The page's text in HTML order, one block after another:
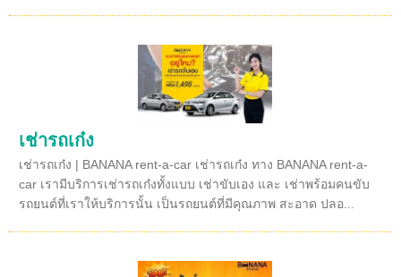
เช่ารถเก๋ง
เช่ารถเก๋ง | BANANA rent-a-car เช่ารถเก๋ง ทาง BANANA rent-a-
car เรามีบริการเช่ารถเก๋งทั้งแบบ เช่าขับเอง และ เช่าพร้อมคนขับ
รถยนต์ที่เราให้บริการนั้น เป็นรถยนต์ที่มีคุณภาพ สะอาด ปลอ...